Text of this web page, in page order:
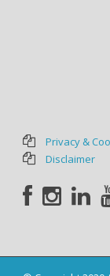
Privacy &
Disclaimer